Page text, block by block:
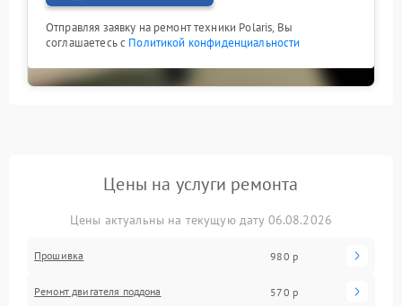
Отправляя заявку на ремонт техники Polaris, Вы
соглашаетесь с Политикой конфиденциальности
Цены на услуги ремонта
Цены актуальны на текущую дату 06.08.2026
Прошивка 980 р
Ремонт двигателя поддона 570 р